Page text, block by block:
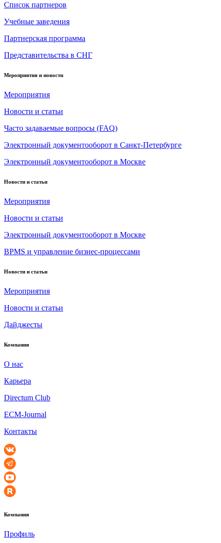
Список партнеров
Учебные заведения
Партнерская программа
Представительства в СНГ
Мероприятия и новости
Мероприятия
Новости и статьи
Часто задаваемые вопросы (FAQ)
Электронный документооборот в Санкт-Петербурге
Электронный документооборот в Москве
Новости и статьи
Мероприятия
Новости и статьи
Электронный документооборот в Москве
BPMS и управление бизнес-процессами
Новости и статьи
Мероприятия
Новости и статьи
Дайджесты
Компания
О нас
Карьера
Directum Club
ECM-Journal
Контакты
Компания
Профиль